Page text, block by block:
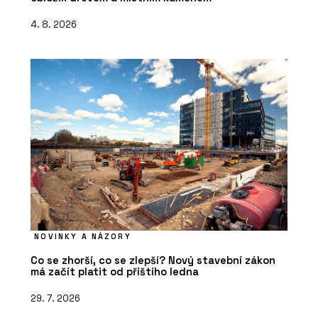
4. 8. 2026
NOVINKY A NÁZORY
Co se zhorší, co se zlepší? Nový stavební zákon
má začít platit od příštího ledna
29. 7. 2026